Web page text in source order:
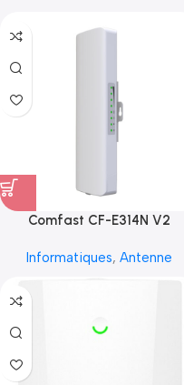
Comfast CF-E314N V2
Informatiques, Antenne